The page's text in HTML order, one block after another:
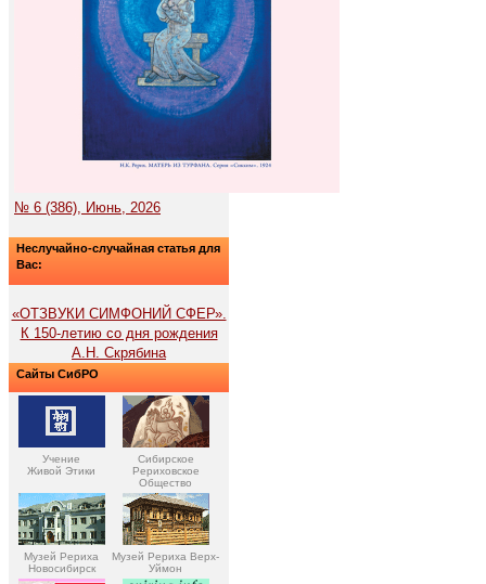
№ 6 (386), Июнь, 2026
Неслучайно-случайная статья для
Вас:
«ОТЗВУКИ СИМФОНИЙ СФЕР».
К 150-летию со дня рождения
А.Н. Скрябина
Сайты СибРО
Учение
Живой Этики
Сибирское
Рериховское
Общество
Музей Рериха
Новосибирск
Музей Рериха Верх-
Уймон